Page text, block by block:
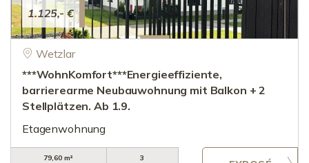
1.125,- €
Wetzlar
***WohnKomfort***Energieeffiziente,
barrierearme Neubauwohnung mit Balkon + 2
Stellplätzen. Ab 1.9.
Etagenwohnung
79,60 m²
3